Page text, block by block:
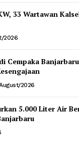
33 Wartawan
2026
Cempaka
2026
5.000 Liter Air